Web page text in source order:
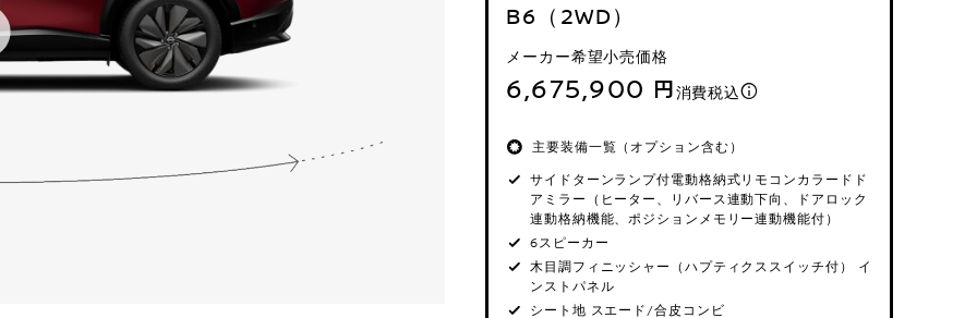
B6（2WD）
メーカー希望小売価格
6,675,900 円消費税込
主要装備一覧（オプション含む）
サイドターンランプ付電動格納式リモコンカラードド
アミラー（ヒーター、リバース連動下向、ドアロック
連動格納機能、ポジションメモリー連動機能付）
6スピーカー
木目調フィニッシャー（ハプティクススイッチ付） イ
ンストパネル
シート地 スエード/合皮コンビ